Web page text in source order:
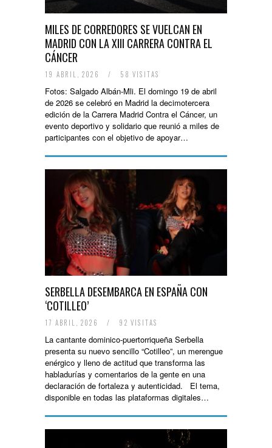
MILES DE CORREDORES SE VUELCAN EN
MADRID CON LA XIII CARRERA CONTRA EL
CÁNCER
19 ABRIL, 2026 / 58 VISITAS
Fotos: Salgado Albán-Mli. El domingo 19 de abril
de 2026 se celebró en Madrid la decimotercera
edición de la Carrera Madrid Contra el Cáncer, un
evento deportivo y solidario que reunió a miles de
participantes con el objetivo de apoyar…
SERBELLA DESEMBARCA EN ESPAÑA CON
‘COTILLEO’
17 ABRIL, 2026 / 92 VISITAS
La cantante dominico-puertorriqueña Serbella
presenta su nuevo sencillo “Cotilleo”, un merengue
enérgico y lleno de actitud que transforma las
habladurías y comentarios de la gente en una
declaración de fortaleza y autenticidad. El tema,
disponible en todas las plataformas digitales…